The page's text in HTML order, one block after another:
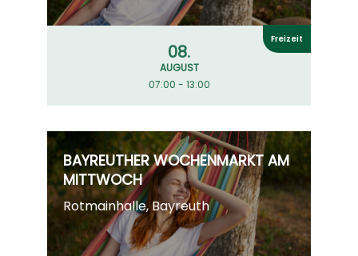
Freizeit
08.
AUGUST
07:00 - 13:00
BAYREUTHER WOCHENMARKT AM
MITTWOCH
Rotmainhalle, Bayreuth